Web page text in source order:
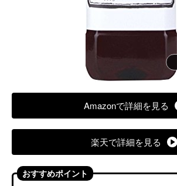
Amazonで詳細を見る
楽天で詳細を見る
おすすめポイント